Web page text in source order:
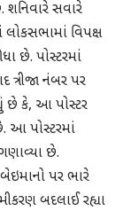
સવારે
વિપક્ષ
છે. પોસ્ટરમાં
ત્રીજા નંબર પર
છે કે, આ પોસ્ટર
આ પોસ્ટરમાં
છે.
પર ભારે
બદલાઈ રહ્યા